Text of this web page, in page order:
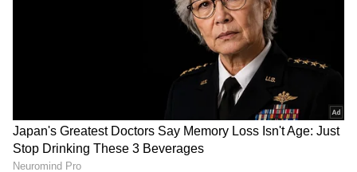
இதுவரை PF கிளைம் செய்தால் சரிபார்ப்பு,
வங்கி செயல்முறை உள்ளிட்ட
காரணங்களால் பல வாரங்கள் ஆகும் நிலை
இருந்தது. ஆனால் புதிய டிஜிட்டல்
முறையில், UPI இணைப்பின் மூலம் PF